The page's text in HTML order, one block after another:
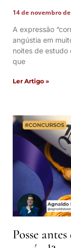
14 de novembro
A expressão
angústia em
noites de
que
Ler Artigo »
Posse